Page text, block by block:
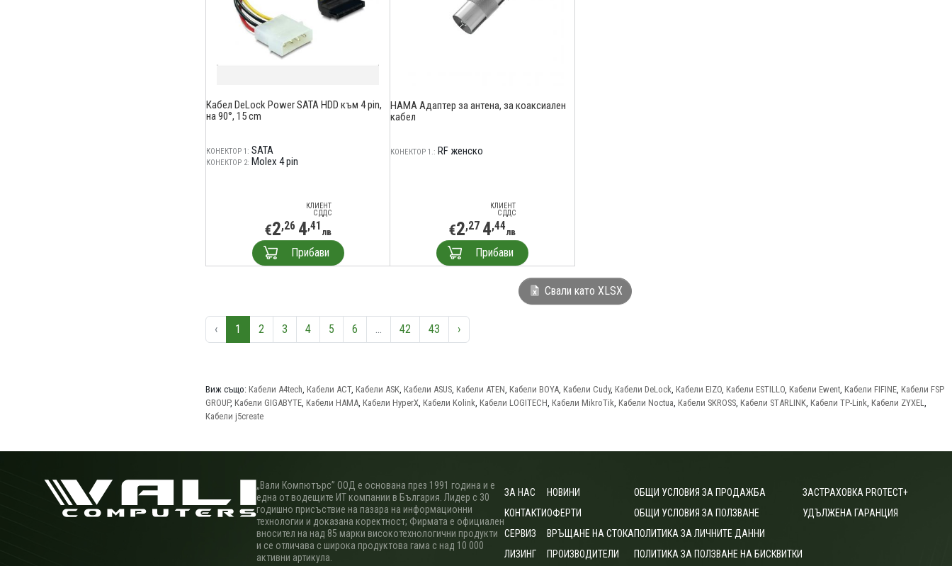
Кабел DeLock Power SATA HDD към 4 pin,
на 90°, 15 cm
КОНЕКТОР 1: SATA
КОНЕКТОР 2: Molex 4 pin
КЛИЕНТ
С ДДС
€2,26 4,41 лв
Прибави
HAMA Адаптер за антена, за коаксиален
кабел
КОНЕКТОР 1.: RF женско
КЛИЕНТ
С ДДС
€2,27 4,44лв
Прибави
Свали като XLSX
‹ 1 2 3 4 5 6 ... 42 43 ›
Виж също: Кабели A4tech, Кабели ACT, Кабели ASK, Кабели ASUS, Кабели ATEN, Кабели BOYA, Кабели Cudy, Кабели DeLock, Кабели EIZO, Кабели ESTILLO, Кабели Ewent, Кабели FIFINE, Кабели FSP
GROUP, Кабели GIGABYTE, Кабели HAMA, Кабели HyperX, Кабели Kolink, Кабели LOGITECH, Кабели MikroTik, Кабели Noctua, Кабели SKROSS, Кабели STARLINK, Кабели TP-Link, Кабели ZYXEL,
Кабели j5create
„Вали Компютърс” ООД е основана през 1991 година и е
една от водещите ИТ компании в България. Лидер с 30
годишно присъствие на пазара на информационни
технологии и доказана коректност; Фирмата е официален
вносител на над 85 марки високотехнологични продукти
и се отличава с широка продуктова гама с над 10 000
активни артикула.
ЗА НАС
КОНТАКТИ
СЕРВИЗ
ЛИЗИНГ
НОВИНИ
ОФЕРТИ
ВРЪЩАНЕ НА СТОКА
ПРОИЗВОДИТЕЛИ
ОБЩИ УСЛОВИЯ ЗА ПРОДАЖБА
ОБЩИ УСЛОВИЯ ЗА ПОЛЗВАНЕ
ПОЛИТИКА ЗА ЛИЧНИТЕ ДАННИ
ПОЛИТИКА ЗА ПОЛЗВАНЕ НА БИСКВИТКИ
ЗАСТРАХОВКА PROTECT+
УДЪЛЖЕНА ГАРАНЦИЯ